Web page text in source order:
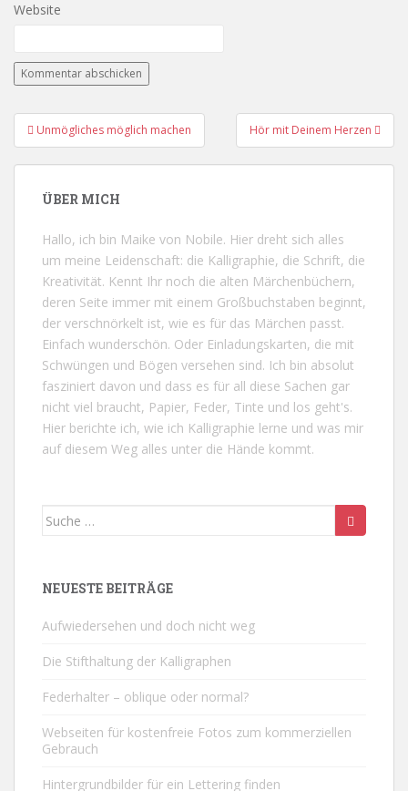
Website
Beitragsnavigation
Unmögliches möglich machen Hör mit Deinem Herzen
ÜBER MICH
Hallo, ich bin Maike von Nobile. Hier dreht sich alles
um meine Leidenschaft: die Kalligraphie, die Schrift, die
Kreativität. Kennt Ihr noch die alten Märchenbüchern,
deren Seite immer mit einem Großbuchstaben beginnt,
der verschnörkelt ist, wie es für das Märchen passt.
Einfach wunderschön. Oder Einladungskarten, die mit
Schwüngen und Bögen versehen sind. Ich bin absolut
fasziniert davon und dass es für all diese Sachen gar
nicht viel braucht, Papier, Feder, Tinte und los geht's.
Hier berichte ich, wie ich Kalligraphie lerne und was mir
auf diesem Weg alles unter die Hände kommt.
Suche nach:
NEUESTE BEITRÄGE
Aufwiedersehen und doch nicht weg
Die Stifthaltung der Kalligraphen
Federhalter – oblique oder normal?
Webseiten für kostenfreie Fotos zum kommerziellen
Gebrauch
Hintergrundbilder für ein Lettering finden